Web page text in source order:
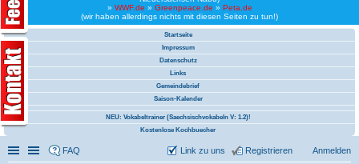
» WWF.de » Greenpeace.de » Peta.de
(wir haben allerdings nichts mit diesen Seiten zu tun!)
Startseite
Impressum
Datenschutz
Links
Gemeindebrief
Saison-Kalender
NEU: Vokabeltrainer (Saechsischvokabeln V: 1.2)!
Kostenlose Kochbuecher
Schnellzugriff
Linkliste
FAQ Anmelden
Registrieren
Link zu uns